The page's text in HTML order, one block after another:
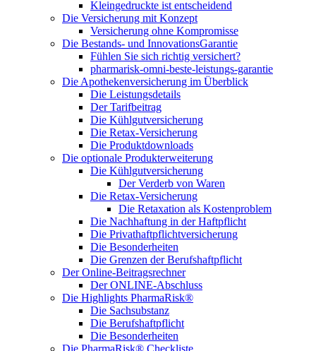
Kleingedruckte ist entscheidend
Die Versicherung mit Konzept
Versicherung ohne Kompromisse
Die Bestands- und InnovationsGarantie
Fühlen Sie sich richtig versichert?
pharmarisk-omni-beste-leistungs-garantie
Die Apothekenversicherung im Überblick
Die Leistungsdetails
Der Tarifbeitrag
Die Kühlgutversicherung
Die Retax-Versicherung
Die Produktdownloads
Die optionale Produkterweiterung
Die Kühlgutversicherung
Der Verderb von Waren
Die Retax-Versicherung
Die Retaxation als Kostenproblem
Die Nachhaftung in der Haftpflicht
Die Privathaftpflichtversicherung
Die Besonderheiten
Die Grenzen der Berufshaftpflicht
Der Online-Beitragsrechner
Der ONLINE-Abschluss
Die Highlights PharmaRisk®
Die Sachsubstanz
Die Berufshaftpflicht
Die Besonderheiten
Die PharmaRisk® Checkliste